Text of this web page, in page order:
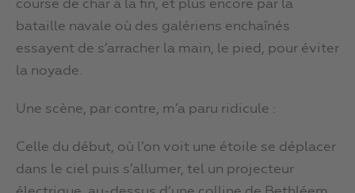
course de char à la fin, et plus encore par la
bataille navale où des galériens enchaînés
essayent de s’arracher la main, le pied, pour éviter
la noyade.
Une scène, par contre, m’a paru ridicule :
Celle du début, où l’on voit une étoile se déplacer
dans le ciel puis s’allumer, tel un projecteur